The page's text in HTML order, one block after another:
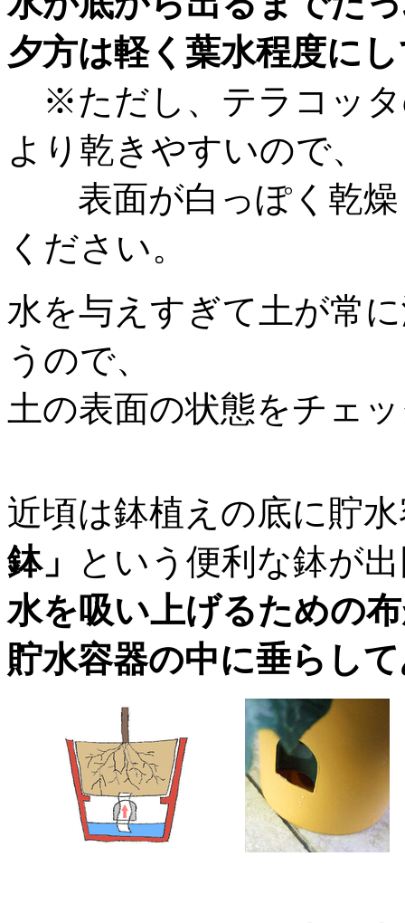
夕方は軽く葉水程度に
※ただし、テラコッタ
より乾きやすいので、
表面が白っぽく乾燥
ください。
水を与えすぎて土が常
うので、
土の表面の状態をチェ
近頃は鉢植えの底に貯
鉢」
という便利な鉢が
水を吸い上げるための
貯水容器の中に垂らし